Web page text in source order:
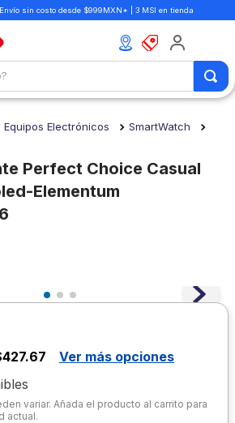
sin costo desde $999MXN* | 3 MSI en tienda
Equipos Electrónicos SmartWatch
Perfect Choice Casual
Elementum
Ver más opciones
variar. Añada el producto al carrito para
actual.